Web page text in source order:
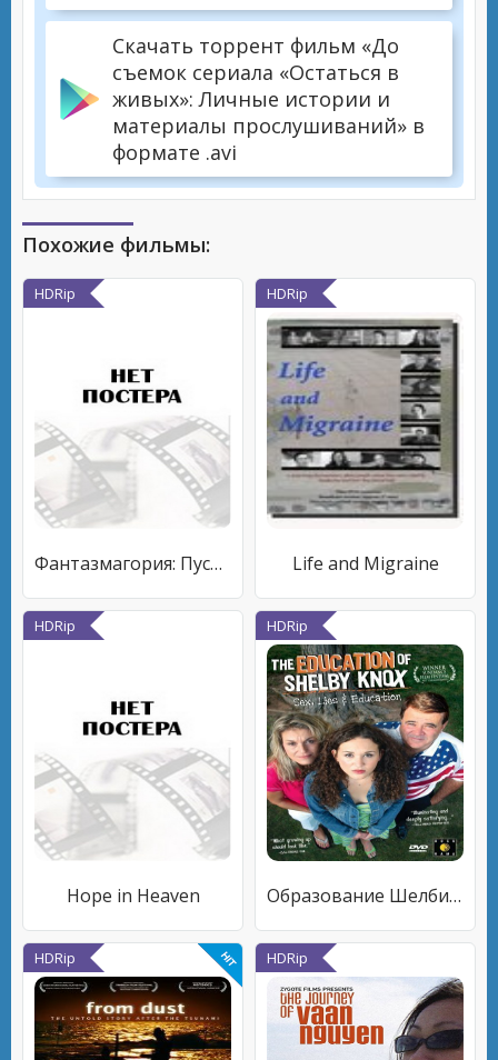
Скачать торрент фильм «До
съемок сериала «Остаться в
живых»: Личные истории и
материалы прослушиваний» в
формате .avi
Похожие фильмы:
HDRip
Фантазмагория: Пусть тайное станет явным
HDRip
Life and Migraine
HDRip
Hope in Heaven
HDRip
Образование Шелби Нокс
HDRip HDRip